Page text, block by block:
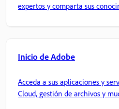
expertos y comparta sus
Inicio de Adobe
Acceda a sus aplicaciones y
Cloud, gestión de archivos y